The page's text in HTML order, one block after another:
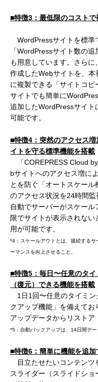
■特徴3 ：最低限のコスト
WordPressサイトを標準
「WordPressサイト数の
も用意しています。さら
作成したWebサイトを、
に複製できる「サイトコ
サイトでも簡単に
追加したWordPressサイト
可能です。
■特徴4 ： 突然のアクセス
イトを守る標準機能を搭載
「COREPRESS Cloud
bサイトへのアクセス増に
とを防ぐ「オートスケー
のアクセス状況を24時間監
自動でサーバーがスケール
限でサイトが表示されな
用が可能です。
*4：スケールアウトとは、接続する
ーマンスを向上させること。
■特徴5 ：毎日〜任意のタイ
（復元）できる機能を搭載
1日1回〜任意のタイミ
クアップ機能」を備えて
アップデータからリストア
*5：自動バックアップは、14日間デー
■特徴6 ： 簡単に機能を追
目立たせたいコンテン
スライダー（スライドシ